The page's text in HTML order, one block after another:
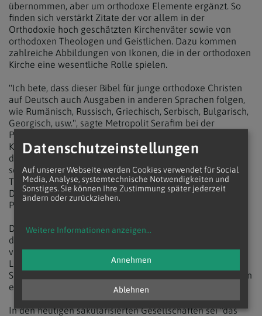
übernommen, aber um orthodoxe Elemente ergänzt. So
finden sich verstärkt Zitate der vor allem in der
Orthodoxie hoch geschätzten Kirchenväter sowie von
orthodoxen Theologen und Geistlichen. Dazu kommen
zahlreiche Abbildungen von Ikonen, die in der orthodoxen
Kirche eine wesentliche Rolle spielen.
"Ich bete, dass dieser Bibel für junge orthodoxe Christen
auf Deutsch auch Ausgaben in anderen Sprachen folgen,
wie Rumänisch, Russisch, Griechisch, Serbisch, Bulgarisch,
Georgisch, usw.", sagte Metropolit Serafim bei der
Präsentation. Er gratulierte Bischofsvikar Dura und dem
Kreis von Theologen und Jugendlichen mit denen dieser
das Projekt über mehrere Jahre hinweg erarbeitet hat. Es
sei ein "besonderes Werk" entstanden. Beteiligt waren
Theologen und Religionspädagogen aus Rumänien und
Deutschland, vor allem aber Experten der Kirchlich-
Pädagogischen Hochschule (KPH) Wien-Krems.
Der Metropolit zitierte aus dem Vorwort der Jugendbibel,
das der rumänisch-orthodoxe Patriarch Daniel (Ciobotea)
verfasst hat. Er legt darin den Jugendlichen die biblische
Lektüre ans Herz und stellt fest: "Die Bibel als Heilige
Schrift ist die Erfahrung der Liebe Gottes zu den Menschen
entlang ihrer Geschichte."
In den heutigen säkularisierten Gesellschaften sei "das
Datenschutzeinstellungen
Auf unserer Webseite werden Cookies verwendet für Social
Media, Analyse, systemtechnische Notwendigkeiten und
Sonstiges. Sie können Ihre Zustimmung später jederzeit
ändern oder zurückziehen.
Weitere Informationen anzeigen...
Ablehnen
Annehmen